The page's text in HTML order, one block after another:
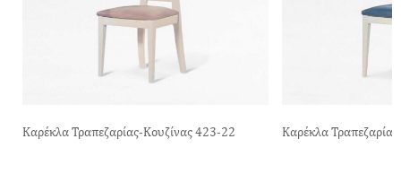
Καρέκλα Τραπεζαρίας-Κουζίνας 423-22 Καρέκλα